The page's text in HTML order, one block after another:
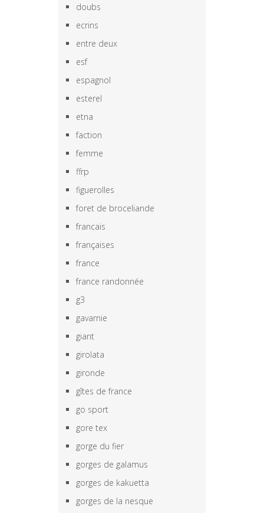
doubs
ecrins
entre deux
esf
espagnol
esterel
etna
faction
femme
ffrp
figuerolles
foret de broceliande
francais
françaises
france
france randonnée
g3
gavarnie
giant
girolata
gironde
gîtes de france
go sport
gore tex
gorge du fier
gorges de galamus
gorges de kakuetta
gorges de la nesque